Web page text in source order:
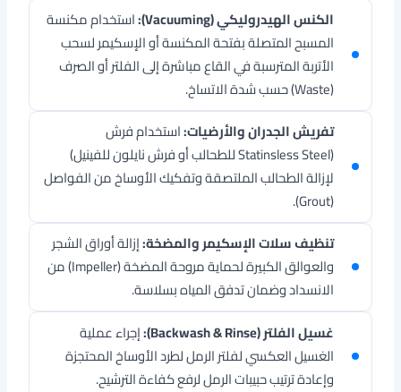
الكنس الهيدروليكي (Vacuuming):
استخدام مكنسة
المسبح المتصلة بفتحة المكنسة أو الإسكيمر لسحب
الأتربة المترسبة في القاع مباشرة إلى الفلتر أو الصرف
(Waste) حسب شدة الاتساخ.
تفريش الجدران والأرضيات:استخدام فرش
(Statinsless Steel للطحالب أو فرش نايلون للفينيل)
لإزالة الطحالب الملتصقة وتفكيك الأوساخ من الفواصل
(Grout).
تنظيف سلات الإسكيمر والمضخة:إزالة أوراق الشجر
والعوالق الكبيرة لحماية مروحة المضخة (Impeller) من
الانسداد وضمان تدفق المياه بسلاسة.
غسيل الفلتر (Backwash & Rinse):
إجراء عملية
الغسيل العكسي لفلتر الرمل لطرد الأوساخ المحتجزة
وإعادة ترتيب حبيبات الرمل لرفع كفاءة الترشيح.